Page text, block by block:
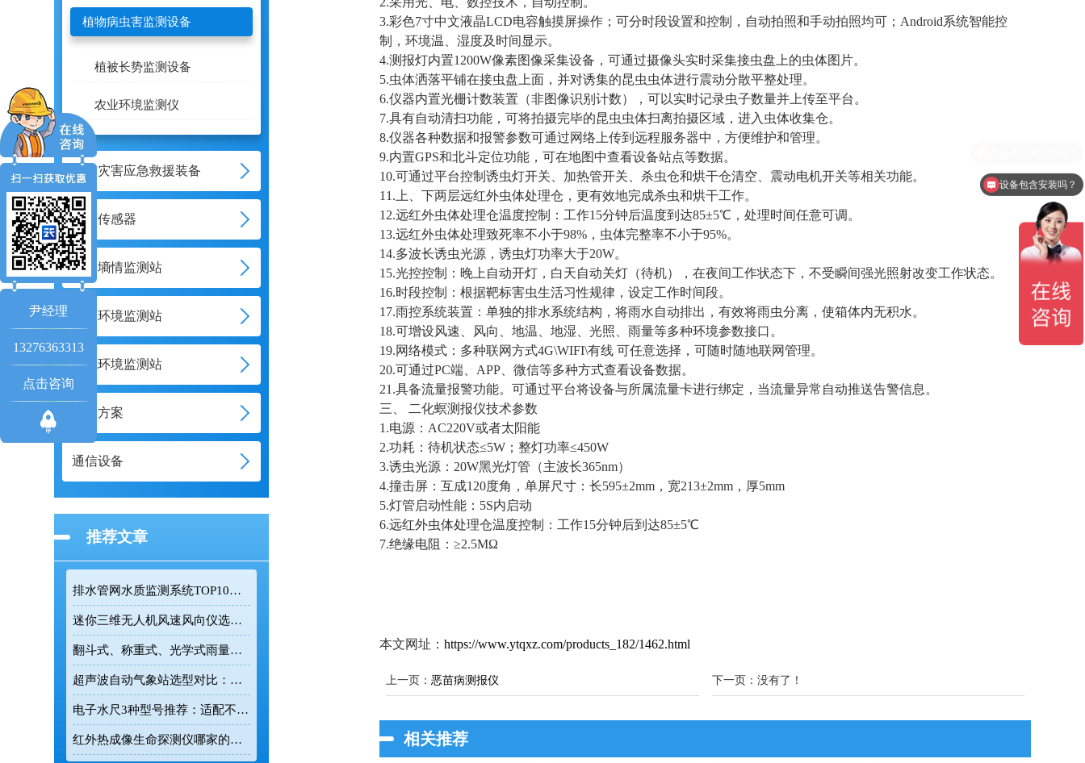
植物病虫害监测设备
植被长势监测设备
农业环境监测仪
地质灾害应急救援装备
气象传感器
土壤墒情监测站
水文环境监测站
大气环境监测站
智慧方案
通信设备
推荐文章
排水管网水质监测系统TOP10推荐榜单
迷你三维无人机风速风向仪选型：云境天合TH-F1H助力空中风场监测
翻斗式、称重式、光学式雨量计精度大横评：哪种雨量计测量最准？
超声波自动气象站选型对比：云境天合 TH-CQX6 与天蔚 TW-CQX5 推荐
电子水尺3种型号推荐：适配不同水深监测场景
红外热成像生命探测仪哪家的好用？TH-860TH这款救援项目都在用
3.彩色7寸中文液晶LCD电容触摸屏操作；可分时段设置和控制，自动拍照和手动拍照均可；Android系统智能控
制，环境温、湿度及时间显示。
4.测报灯内置1200W像素图像采集设备，可通过摄像头实时采集接虫盘上的虫体图片。
5.虫体洒落平铺在接虫盘上面，并对诱集的昆虫虫体进行震动分散平整处理。
6.仪器内置光栅计数装置（非图像识别计数），可以实时记录虫子数量并上传至平台。
7.具有自动清扫功能，可将拍摄完毕的昆虫虫体扫离拍摄区域，进入虫体收集仓。
8.仪器各种数据和报警参数可通过网络上传到远程服务器中，方便维护和管理。
9.内置GPS和北斗定位功能，可在地图中查看设备站点等数据。
10.可通过平台控制诱虫灯开关、加热管开关、杀虫仓和烘干仓清空、震动电机开关等相关功能。
11.上、下两层远红外虫体处理仓，更有效地完成杀虫和烘干工作。
12.远红外虫体处理仓温度控制：工作15分钟后温度到达85±5℃，处理时间任意可调。
13.远红外虫体处理致死率不小于98%，虫体完整率不小于95%。
14.多波长诱虫光源，诱虫灯功率大于20W。
15.光控控制：晚上自动开灯，白天自动关灯（待机），在夜间工作状态下，不受瞬间强光照射改变工作状态。
16.时段控制：根据靶标害虫生活习性规律，设定工作时间段。
17.雨控系统装置：单独的排水系统结构，将雨水自动排出，有效将雨虫分离，使箱体内无积水。
18.可增设风速、风向、地温、地湿、光照、雨量等多种环境参数接口。
19.网络模式：多种联网方式4G\WIFI\有线 可任意选择，可随时随地联网管理。
20.可通过PC端、APP、微信等多种方式查看设备数据。
21.具备流量报警功能。可通过平台将设备与所属流量卡进行绑定，当流量异常自动推送告警信息。
三、 二化螟测报仪技术参数
1.电源：AC220V或者太阳能
2.功耗：待机状态≤5W；整灯功率≤450W
3.诱虫光源：20W黑光灯管（主波长365nm）
4.撞击屏：互成120度角，单屏尺寸：长595±2mm，宽213±2mm，厚5mm
5.灯管启动性能：5S内启动
6.远红外虫体处理仓温度控制：工作15分钟后到达85±5℃
7.绝缘电阻：≥2.5MΩ
本文网址：https://www.ytqxz.com/products_182/1462.html
上一页：恶苗病测报仪 下一页：没有了！
相关推荐
尹经理
13276363313
点击咨询
设备包含安装吗？